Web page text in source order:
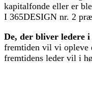
kapitalfonde eller er
I 365DESIGN nr. 2
De, der bliver ledere
fremtiden vil vi opleve
fremtidens leder vil i